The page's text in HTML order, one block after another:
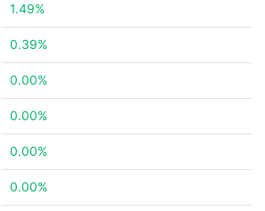
1.49%
0.39%
0.00%
0.00%
0.00%
0.00%